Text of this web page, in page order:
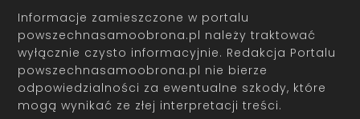
Informacje zamieszczone w portalu
powszechnasamoobrona.pl należy traktować
wyłącznie czysto informacyjnie. Redakcja Portalu
powszechnasamoobrona.pl nie bierze
odpowiedzialności za ewentualne szkody, które
mogą wynikać ze złej interpretacji treści.